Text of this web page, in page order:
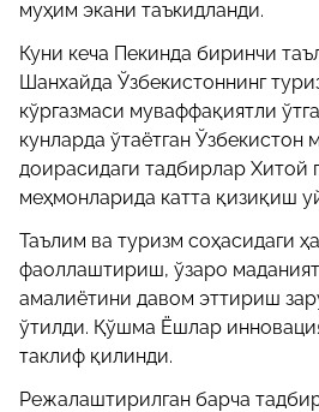
муҳим экани таъкидланди.
Куни кеча Пекинда биринчи
Шанхайда Ўзбекистоннинг
кўргазмаси муваффақиятли
кунларда ўтаётган Ўзбекистон
доирасидаги тадбирлар Хитой
меҳмонларида катта қизиқиш
Таълим ва туризм соҳасидаги
фаоллаштириш, ўзаро
амалиётини давом эттириш
ўтилди. Қўшма Ёшлар
таклиф қилинди.
Режалаштирилган барча